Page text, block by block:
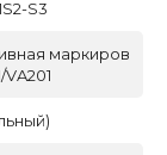
S3
маркиров
VA201